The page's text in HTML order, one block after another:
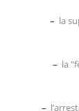
– la
– la
–